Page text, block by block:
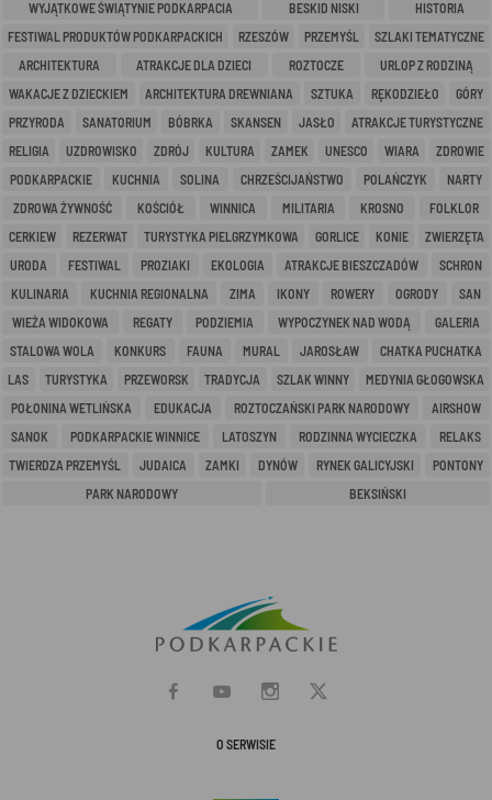
WYJĄTKOWE ŚWIĄTYNIE PODKARPACIA
BESKID NISKI
HISTORIA
FESTIWAL PRODUKTÓW PODKARPACKICH
RZESZÓW PRZEMYŚL
SZLAKI TEMATYCZNE
ARCHITEKTURA
ATRAKCJE DLA DZIECI ROZTOCZE
URLOP Z RODZINĄ
WAKACJE Z DZIECKIEM
ARCHITEKTURA DREWNIANA SZTUKA RĘKODZIEŁO
GÓRY
PRZYRODA
SANATORIUM BÓBRKA SKANSEN JASŁO
ATRAKCJE TURYSTYCZNE
RELIGIA
UZDROWISKO ZDRÓJ KULTURA ZAMEK UNESCO WIARA
ZDROWIE
PODKARPACKIE
KUCHNIA SOLINA CHRZEŚCIJAŃSTWO POLAŃCZYK
NARTY
ZDROWA ŻYWNOŚĆ
KOŚCIÓŁ WINNICA MILITARIA KROSNO
FOLKLOR
CERKIEW
REZERWAT TURYSTYKA PIELGRZYMKOWA GORLICE KONIE
ZWIERZĘTA
URODA
FESTIWAL PROZIAKI EKOLOGIA ATRAKCJE BIESZCZADÓW
SCHRON
KULINARIA
KUCHNIA REGIONALNA ZIMA IKONY ROWERY OGRODY
SAN
WIEŻA WIDOKOWA
REGATY PODZIEMIA WYPOCZYNEK NAD WODĄ
GALERIA
STALOWA WOLA
KONKURS FAUNA MURAL JAROSŁAW
CHATKA PUCHATKA
LAS
TURYSTYKA PRZEWORSK TRADYCJA SZLAK WINNY
MEDYNIA GŁOGOWSKA
POŁONINA WETLIŃSKA
EDUKACJA ROZTOCZAŃSKI PARK NARODOWY
AIRSHOW
SANOK
PODKARPACKIE WINNICE LATOSZYN RODZINNA WYCIECZKA
RELAKS
TWIERDZA PRZEMYŚL
JUDAICA ZAMKI DYNÓW RYNEK GALICYJSKI
PONTONY
PARK NARODOWY
BEKSIŃSKI
O SERWISIE